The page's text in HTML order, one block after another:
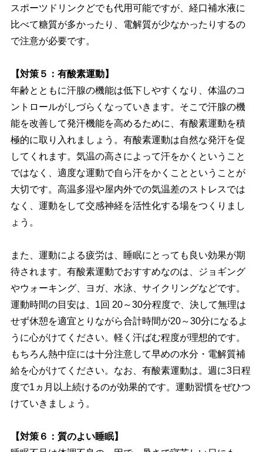
スポーツドリンクどでも代用可能ですが、経口補水液に
比べて糖質が多かったり、電解質が少なかったりするの
で注意が必要です。
【対策５：有酸素運動】
年齢とともに汗腺の機能は低下しやすくなり、体温のコ
ントロールがしづらくなっていきます。そこで汗腺の機
能を改善して発汗機能を高めるために、有酸素運動を積
極的に取り入れましょう。有酸素運動は自然な発汗を促
してくれます。気温の高さによって汗をかくということ
ではなく、適度な運動で自ら汗をかくことということが
大切です。高温多湿や屋内外での気温差のストレスでは
なく、運動をして交感神経を活性化する場をつくりまし
ょう。
また、運動による疲労は、睡眠にとっても良い効果が期
待されます。有酸素運動でおすすめなのは、ジョギング
ウォーキング、ヨガ、水泳、サイクリングなどです。
運動時間の目安は、1回 20～30分程度で、決して無理は
せず休憩を適宜とりながら合計時間が20～30分になるよ
うに心がけてください。軽く汗ばむ程度が理想的です。
もちろん熱中症には十分注意して早めの水分・電解質補
給を心がけてください。なお、有酸素運動は。週に3日程
度で1ヵ月以上続けるのが効果的です。運動習慣をぜひつ
けていきましょう。
【対策６：質のよい睡眠】